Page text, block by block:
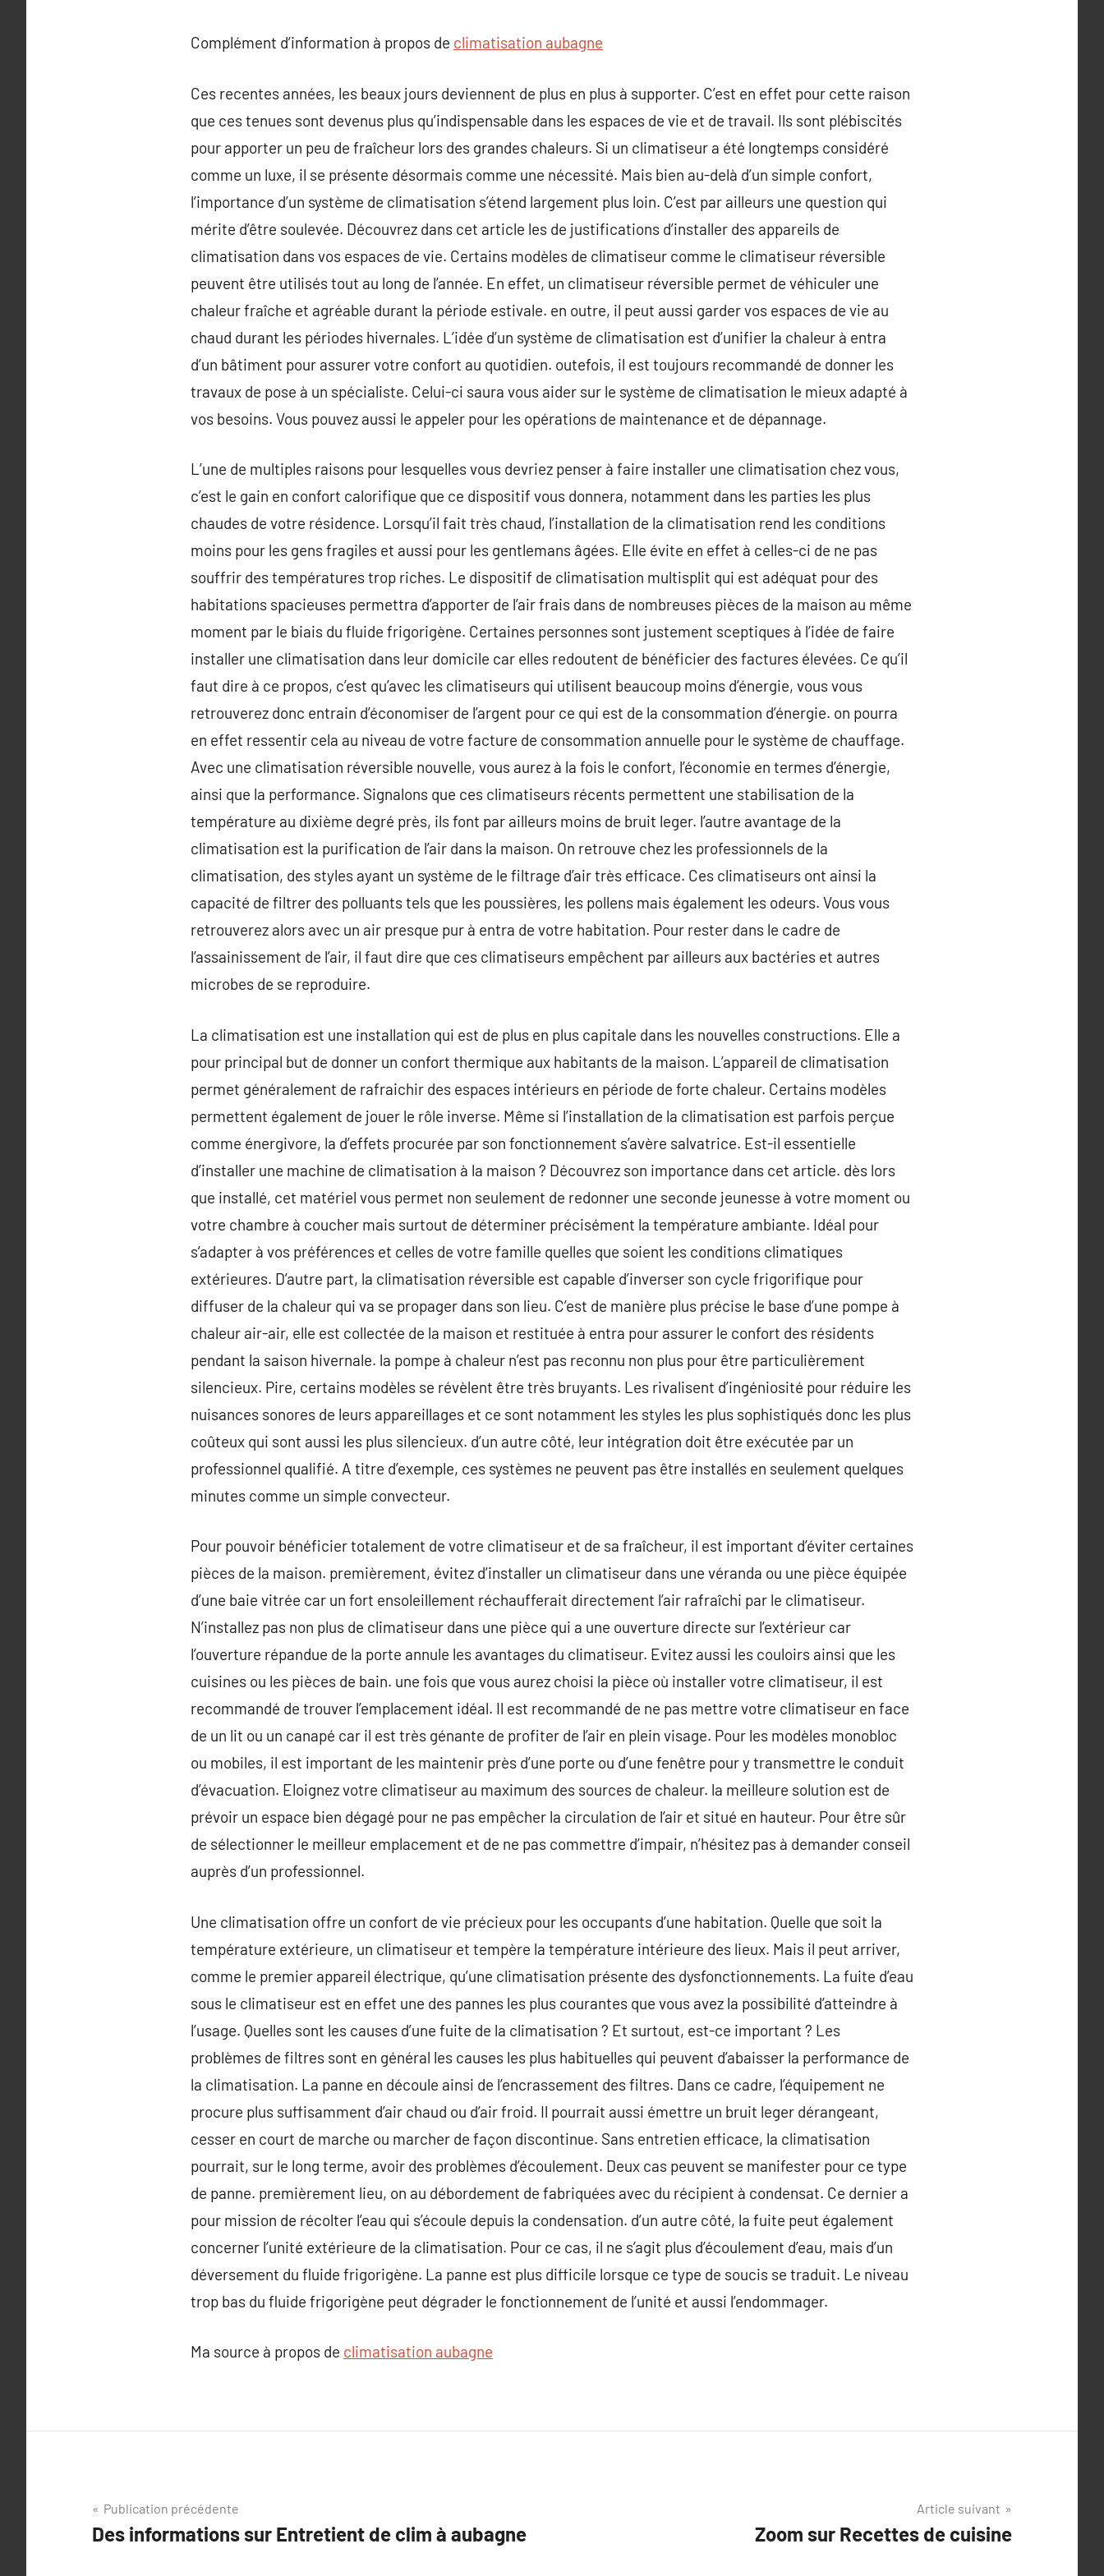
Complément d’information à propos de climatisation aubagne
Ces recentes années, les beaux jours deviennent de plus en plus à supporter. C’est en effet pour cette raison
que ces tenues sont devenus plus qu’indispensable dans les espaces de vie et de travail. Ils sont plébiscités
pour apporter un peu de fraîcheur lors des grandes chaleurs. Si un climatiseur a été longtemps considéré
comme un luxe, il se présente désormais comme une nécessité. Mais bien au-delà d’un simple confort,
l’importance d’un système de climatisation s’étend largement plus loin. C’est par ailleurs une question qui
mérite d’être soulevée. Découvrez dans cet article les de justifications d’installer des appareils de
climatisation dans vos espaces de vie. Certains modèles de climatiseur comme le climatiseur réversible
peuvent être utilisés tout au long de l’année. En effet, un climatiseur réversible permet de véhiculer une
chaleur fraîche et agréable durant la période estivale. en outre, il peut aussi garder vos espaces de vie au
chaud durant les périodes hivernales. L’idée d’un système de climatisation est d’unifier la chaleur à entra
d’un bâtiment pour assurer votre confort au quotidien. outefois, il est toujours recommandé de donner les
travaux de pose à un spécialiste. Celui-ci saura vous aider sur le système de climatisation le mieux adapté à
vos besoins. Vous pouvez aussi le appeler pour les opérations de maintenance et de dépannage.
L’une de multiples raisons pour lesquelles vous devriez penser à faire installer une climatisation chez vous,
c’est le gain en confort calorifique que ce dispositif vous donnera, notamment dans les parties les plus
chaudes de votre résidence. Lorsqu’il fait très chaud, l’installation de la climatisation rend les conditions
moins pour les gens fragiles et aussi pour les gentlemans âgées. Elle évite en effet à celles-ci de ne pas
souffrir des températures trop riches. Le dispositif de climatisation multisplit qui est adéquat pour des
habitations spacieuses permettra d’apporter de l’air frais dans de nombreuses pièces de la maison au même
moment par le biais du fluide frigorigène. Certaines personnes sont justement sceptiques à l’idée de faire
installer une climatisation dans leur domicile car elles redoutent de bénéficier des factures élevées. Ce qu’il
faut dire à ce propos, c’est qu’avec les climatiseurs qui utilisent beaucoup moins d’énergie, vous vous
retrouverez donc entrain d’économiser de l’argent pour ce qui est de la consommation d’énergie. on pourra
en effet ressentir cela au niveau de votre facture de consommation annuelle pour le système de chauffage.
Avec une climatisation réversible nouvelle, vous aurez à la fois le confort, l’économie en termes d’énergie,
ainsi que la performance. Signalons que ces climatiseurs récents permettent une stabilisation de la
température au dixième degré près, ils font par ailleurs moins de bruit leger. l’autre avantage de la
climatisation est la purification de l’air dans la maison. On retrouve chez les professionnels de la
climatisation, des styles ayant un système de le filtrage d’air très efficace. Ces climatiseurs ont ainsi la
capacité de filtrer des polluants tels que les poussières, les pollens mais également les odeurs. Vous vous
retrouverez alors avec un air presque pur à entra de votre habitation. Pour rester dans le cadre de
l’assainissement de l’air, il faut dire que ces climatiseurs empêchent par ailleurs aux bactéries et autres
microbes de se reproduire.
La climatisation est une installation qui est de plus en plus capitale dans les nouvelles constructions. Elle a
pour principal but de donner un confort thermique aux habitants de la maison. L’appareil de climatisation
permet généralement de rafraichir des espaces intérieurs en période de forte chaleur. Certains modèles
permettent également de jouer le rôle inverse. Même si l’installation de la climatisation est parfois perçue
comme énergivore, la d’effets procurée par son fonctionnement s’avère salvatrice. Est-il essentielle
d’installer une machine de climatisation à la maison ? Découvrez son importance dans cet article. dès lors
que installé, cet matériel vous permet non seulement de redonner une seconde jeunesse à votre moment ou
votre chambre à coucher mais surtout de déterminer précisément la température ambiante. Idéal pour
s’adapter à vos préférences et celles de votre famille quelles que soient les conditions climatiques
extérieures. D’autre part, la climatisation réversible est capable d’inverser son cycle frigorifique pour
diffuser de la chaleur qui va se propager dans son lieu. C’est de manière plus précise le base d’une pompe à
chaleur air-air, elle est collectée de la maison et restituée à entra pour assurer le confort des résidents
pendant la saison hivernale. la pompe à chaleur n’est pas reconnu non plus pour être particulièrement
silencieux. Pire, certains modèles se révèlent être très bruyants. Les rivalisent d’ingéniosité pour réduire les
nuisances sonores de leurs appareillages et ce sont notamment les styles les plus sophistiqués donc les plus
coûteux qui sont aussi les plus silencieux. d’un autre côté, leur intégration doit être exécutée par un
professionnel qualifié. A titre d’exemple, ces systèmes ne peuvent pas être installés en seulement quelques
minutes comme un simple convecteur.
Pour pouvoir bénéficier totalement de votre climatiseur et de sa fraîcheur, il est important d’éviter certaines
pièces de la maison. premièrement, évitez d’installer un climatiseur dans une véranda ou une pièce équipée
d’une baie vitrée car un fort ensoleillement réchaufferait directement l’air rafraîchi par le climatiseur.
N’installez pas non plus de climatiseur dans une pièce qui a une ouverture directe sur l’extérieur car
l’ouverture répandue de la porte annule les avantages du climatiseur. Evitez aussi les couloirs ainsi que les
cuisines ou les pièces de bain. une fois que vous aurez choisi la pièce où installer votre climatiseur, il est
recommandé de trouver l’emplacement idéal. Il est recommandé de ne pas mettre votre climatiseur en face
de un lit ou un canapé car il est très génante de profiter de l’air en plein visage. Pour les modèles monobloc
ou mobiles, il est important de les maintenir près d’une porte ou d’une fenêtre pour y transmettre le conduit
d’évacuation. Eloignez votre climatiseur au maximum des sources de chaleur. la meilleure solution est de
prévoir un espace bien dégagé pour ne pas empêcher la circulation de l’air et situé en hauteur. Pour être sûr
de sélectionner le meilleur emplacement et de ne pas commettre d’impair, n’hésitez pas à demander conseil
auprès d’un professionnel.
Une climatisation offre un confort de vie précieux pour les occupants d’une habitation. Quelle que soit la
température extérieure, un climatiseur et tempère la température intérieure des lieux. Mais il peut arriver,
comme le premier appareil électrique, qu’une climatisation présente des dysfonctionnements. La fuite d’eau
sous le climatiseur est en effet une des pannes les plus courantes que vous avez la possibilité d’atteindre à
l’usage. Quelles sont les causes d’une fuite de la climatisation ? Et surtout, est-ce important ? Les
problèmes de filtres sont en général les causes les plus habituelles qui peuvent d’abaisser la performance de
la climatisation. La panne en découle ainsi de l’encrassement des filtres. Dans ce cadre, l’équipement ne
procure plus suffisamment d’air chaud ou d’air froid. Il pourrait aussi émettre un bruit leger dérangeant,
cesser en court de marche ou marcher de façon discontinue. Sans entretien efficace, la climatisation
pourrait, sur le long terme, avoir des problèmes d’écoulement. Deux cas peuvent se manifester pour ce type
de panne. premièrement lieu, on au débordement de fabriquées avec du récipient à condensat. Ce dernier a
pour mission de récolter l’eau qui s’écoule depuis la condensation. d’un autre côté, la fuite peut également
concerner l’unité extérieure de la climatisation. Pour ce cas, il ne s’agit plus d’écoulement d’eau, mais d’un
déversement du fluide frigorigène. La panne est plus difficile lorsque ce type de soucis se traduit. Le niveau
trop bas du fluide frigorigène peut dégrader le fonctionnement de l’unité et aussi l’endommager.
Ma source à propos de climatisation aubagne
Navigation
de
Publication précédente
Des informations sur Entretient de clim à aubagne
Article suivant
Zoom sur Recettes de cuisine